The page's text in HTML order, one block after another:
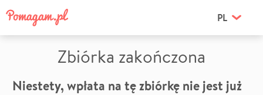
PL
Zbiórka zakończona
Niestety, wpłata na tę zbiórkę nie jest już